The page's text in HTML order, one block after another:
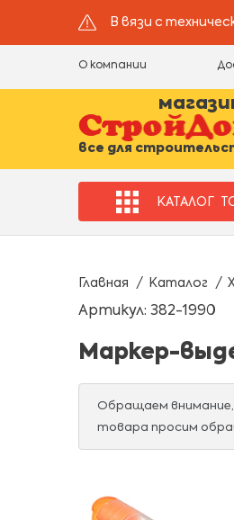
В вязи с
О компании
все для
КАТАЛОГ
Главная Каталог
Артикул: 382-1990
Маркер-
Обращаем внимание,
товара просим